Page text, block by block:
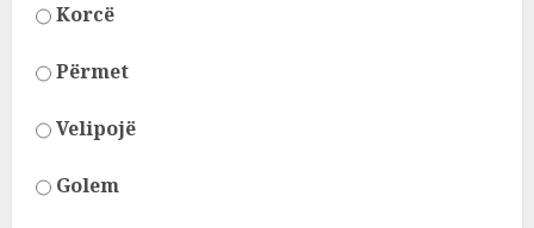
Korcë
Përmet
Velipojë
Golem